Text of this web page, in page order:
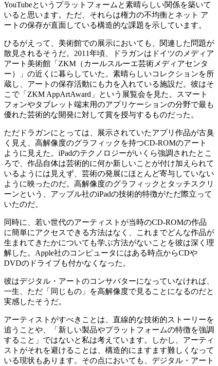
YouTubeというプラットフォームと素晴らしい関係を築いて
いると思います。ただ、それらは権力の不均衡とネット ア
ートの保存が直面している構造的な課題を示しています。
ひるがえって、美術館での展示においても、関連した問題が
散見されるそうだ。2011年頃、ドラガンはドイツのメディア
アート美術館「ZKM（カールスルーエ芸術メディアセンタ
ー）」の近くに暮らしていた。素晴らしいコレクションを所
蔵し、アートの保存活動にも力を入れている施設だ。彼はそ
こで「ZKM AppArtAward」という展覧会を見た。スマート
フォンやタブレット端末用のアプリケーションの分野で最も
優れた芸術的な開発に対して賞を授与するものだった。
ただドラガンにとっては、展示されていたアプリ作品が古臭
く見え、高解像度のグラフィックを持つCD-ROMのアート
ように見えた。iPadのテクノロジーがいくら強調されたとこ
ろで、作品自体は芸術的に何か新しいことが付け加えられて
いるようには見えず、芸術の発展にほとんど寄与していない
ように映ったのだ。高解像度のグラフィックとタッチスクリ
ーンという、アップル社のiPadの技術的特徴がただ際立って
いたのだ。
同時に、若い世代のアーティストが当時のCD-ROMの作品
に簡単にアクセスできる方法はなく、これまでどんな作品が
生まれてきたかについても学ぶ方法がないことを彼は深く理
解した。Apple社のコンピュータにはある時点からCDや
DVDのドライブも付かなくなった。
彼はデジタル・アートのコンサバターになっていなければ、
一生、ただ「同じもの」を高解像度で見ることになるのだと
実感したそうだ。
アーティストがすべきことは、直線的な技術的ストーリーを
追うことや、「新しい製品やプラットフォームの特徴を強調
すること」ではないと私は考えています。しかし、アーティ
ストがそれを避けることは、構造的にますます難しくなって
いる現状もあります。その点においても、デジタル・アート